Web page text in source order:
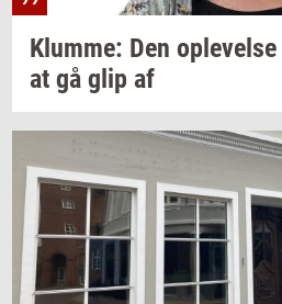
Klum­me: Den op­le­vel­se
at gå glip af